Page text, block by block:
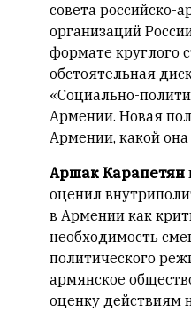
совета российско-
организаций
формате круглого
обстоятельная
«Социально-
Армении. Новая
Армении, какой
Аршак Карапетян
оценил
в Армении как
необходимость
политического
армянское
оценку действиям